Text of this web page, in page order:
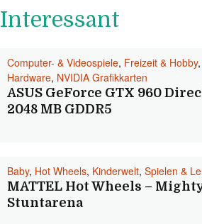
Interessant
Computer- & Videospiele, Freizeit & Hobby,
Hardware, NVIDIA Grafikkarten
ASUS GeForce GTX 960
2048 MB GDDR5
Baby, Hot Wheels, Kinderwelt, Spielen &
MATTEL Hot Wheels –
Stuntarena